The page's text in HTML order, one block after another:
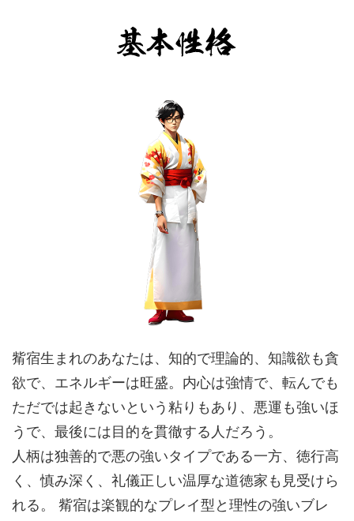
觜宿生まれのあなたは、 知的で理論的、知識欲も貪
欲で、エネルギーは旺盛。 内心は強情で、転んでも
ただでは起きないという粘りもあり、悪運も強いほ
うで、最後には目的を貫徹する人だろう。
人柄は独善的で悪の強いタイプである一方、徳行高
く、慎み深く、 礼儀正しい温厚な道徳家も見受けら
れる。 觜宿は楽観的なプレイ型 と 理性の強いブレ